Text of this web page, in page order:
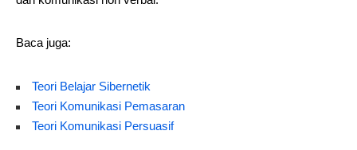
Baca juga:
Teori Belajar Sibernetik
Teori Komunikasi Pemasaran
Teori Komunikasi Persuasif